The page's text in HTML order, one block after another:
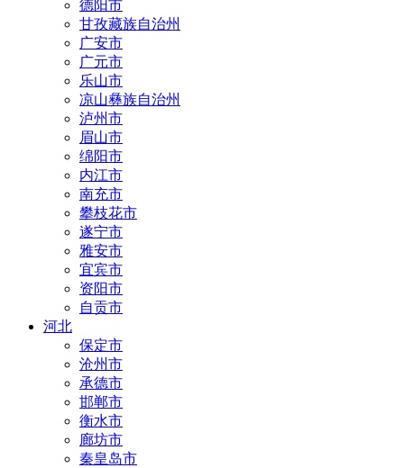
德阳市
甘孜藏族自治州
广安市
广元市
乐山市
凉山彝族自治州
泸州市
眉山市
绵阳市
内江市
南充市
攀枝花市
遂宁市
雅安市
宜宾市
资阳市
自贡市
河北
保定市
沧州市
承德市
邯郸市
衡水市
廊坊市
秦皇岛市